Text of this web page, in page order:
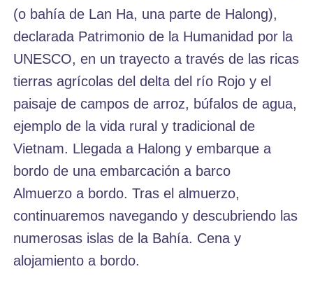
(o bahía de Lan Ha, una parte de Halong),
declarada Patrimonio de la Humanidad por la
UNESCO, en un trayecto a través de las ricas
tierras agrícolas del delta del río Rojo y el
paisaje de campos de arroz, búfalos de agua,
ejemplo de la vida rural y tradicional de
Vietnam. Llegada a Halong y embarque a
bordo de una embarcación a barco
Almuerzo a bordo. Tras el almuerzo,
continuaremos navegando y descubriendo las
numerosas islas de la Bahía. Cena y
alojamiento a bordo.